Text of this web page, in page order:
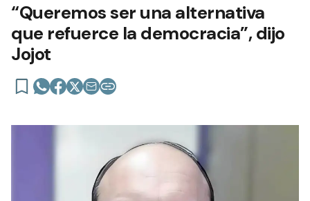
“Queremos ser una alternativa
que refuerce la democracia”, dijo
Jojot